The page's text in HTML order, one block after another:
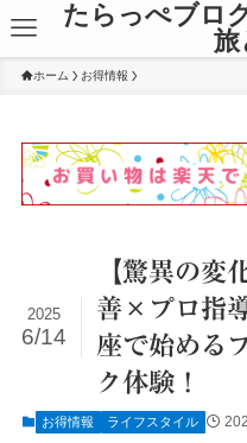
たらっぺブ
旅
ホーム お得情報
【驚異の変
善×プロ指
座で始める
ク体験！
2025
6/14
お得情報 ライフスタイル